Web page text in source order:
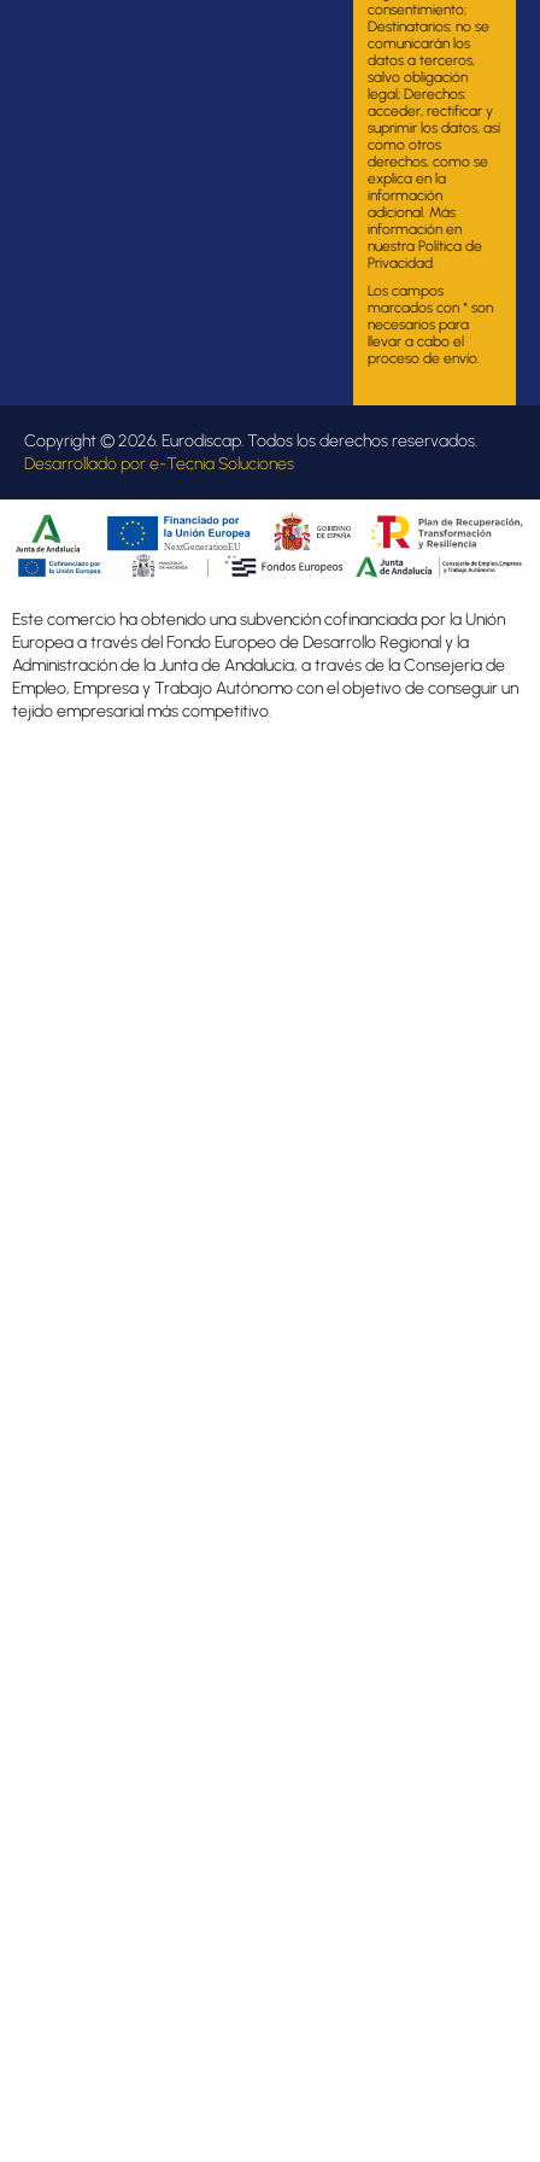
consentimiento;
Destinatarios: no se
comunicarán los
datos a terceros,
salvo obligación
legal; Derechos:
acceder, rectificar y
suprimir los datos, así
como otros
derechos, como se
explica en la
información
adicional. Más
información en
nuestra Política de
Privacidad.
Los campos
marcados con * son
necesarios para
llevar a cabo el
proceso de envío.
Copyright © 2026. Eurodiscap. Todos los derechos reservados.
Desarrollado pore-Tecnia Soluciones
Este comercio ha obtenido una subvención cofinanciada por la Unión
Europea a través del Fondo Europeo de Desarrollo Regional y la
Administración de la Junta de Andalucía, a través de la Consejería de
Empleo, Empresa y Trabajo Autónomo con el objetivo de conseguir un
tejido empresarial más competitivo.